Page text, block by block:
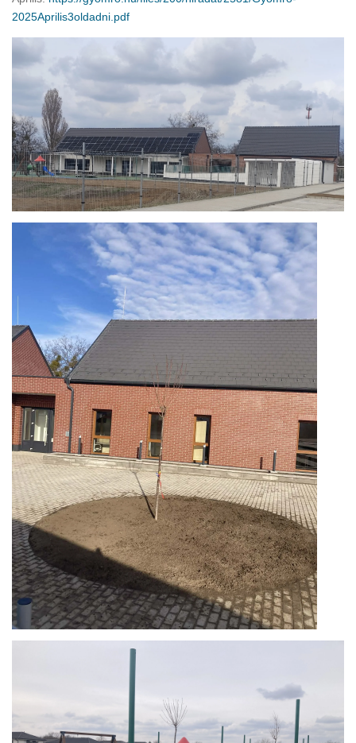
2025Aprilis3oldadni.pdf